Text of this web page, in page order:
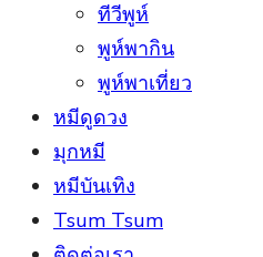
ทีวีพูห์
พูห์พากิน
พูห์พาเที่ยว
หมีดูดวง
มุกหมี
หมีบันเทิง
Tsum Tsum